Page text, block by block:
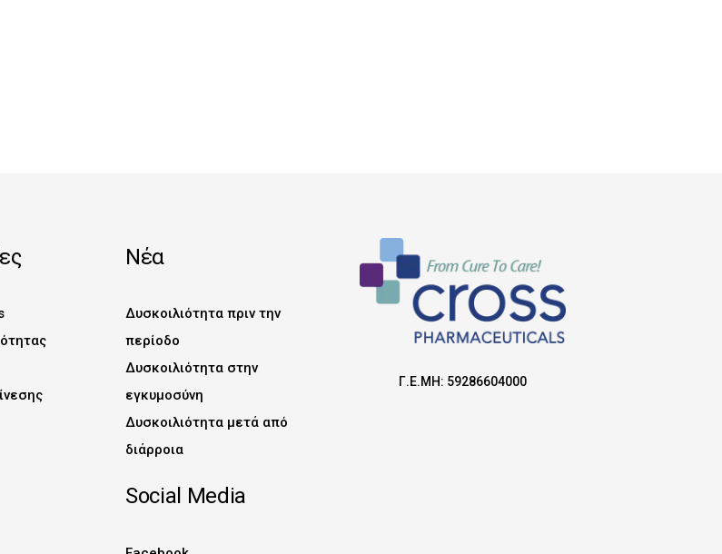
Νέα
Δυσκοιλιότητα πριν την
περίοδο
Δυσκοιλιότητα στην
εγκυμοσύνη
Δυσκοιλιότητα μετά από
διάρροια
Social Media
Γ.Ε.ΜΗ: 59286604000